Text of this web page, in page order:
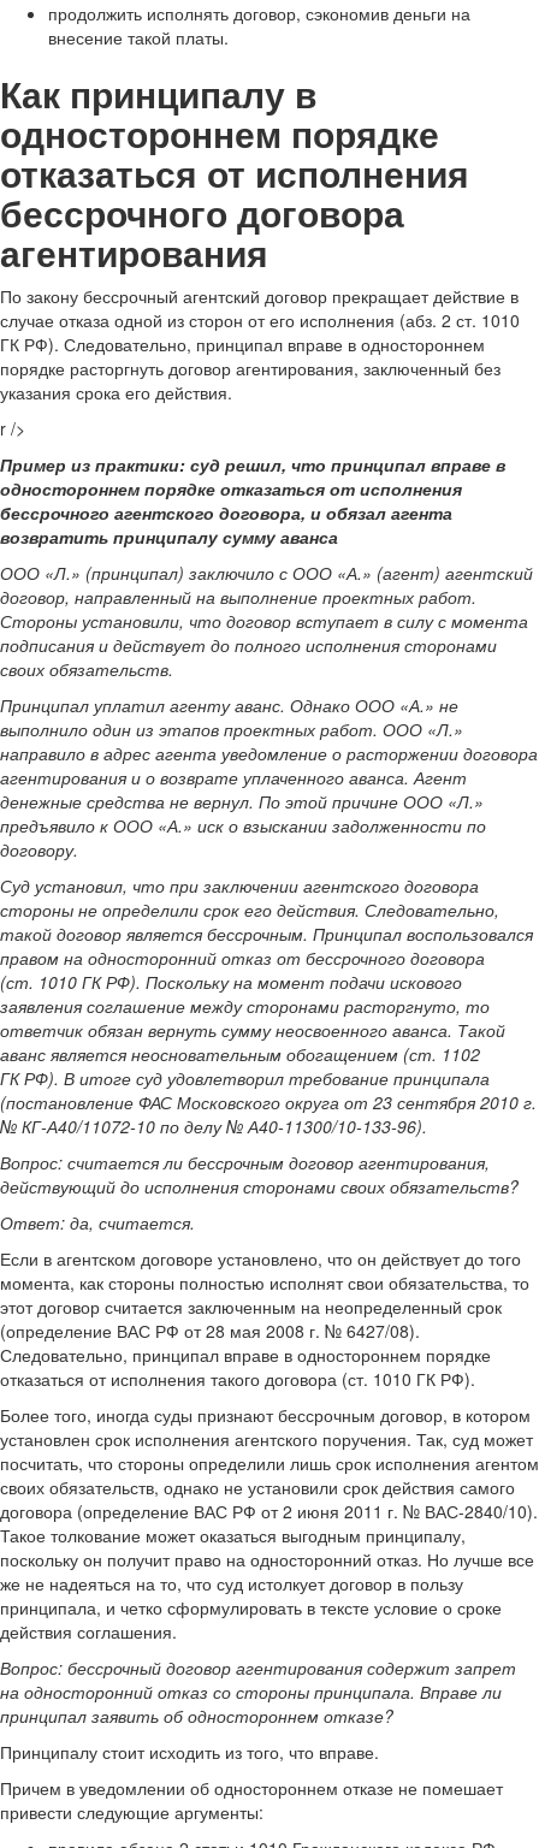
продолжить исполнять договор, сэкономив деньги на
внесение такой платы.
Как принципалу в
одностороннем порядке
отказаться от исполнения
бессрочного договора
агентирования
По закону бессрочный агентский договор прекращает действие в
случае отказа одной из сторон от его исполнения (абз. 2 ст. 1010
ГК РФ). Следовательно, принципал вправе в одностороннем
порядке расторгнуть договор агентирования, заключенный без
указания срока его действия.
r />
Пример из практики: суд решил, что принципал вправе в
одностороннем порядке отказаться от исполнения
бессрочного агентского договора, и обязал агента
возвратить принципалу сумму аванса
ООО «Л.» (принципал) заключило с ООО «А.» (агент) агентский
договор, направленный на выполнение проектных работ.
Стороны установили, что договор вступает в силу с момента
подписания и действует до полного исполнения сторонами
своих обязательств.
Принципал уплатил агенту аванс. Однако ООО «А.» не
выполнило один из этапов проектных работ. ООО «Л.»
направило в адрес агента уведомление о расторжении договора
агентирования и о возврате уплаченного аванса. Агент
денежные средства не вернул. По этой причине ООО «Л.»
предъявило к ООО «А.» иск о взыскании задолженности по
договору.
Суд установил, что при заключении агентского договора
стороны не определили срок его действия. Следовательно,
такой договор является бессрочным. Принципал воспользовался
правом на односторонний отказ от бессрочного договора
(ст. 1010 ГК РФ). Поскольку на момент подачи искового
заявления соглашение между сторонами расторгнуто, то
ответчик обязан вернуть сумму неосвоенного аванса. Такой
аванс является неосновательным обогащением (ст. 1102
ГК РФ). В итоге суд удовлетворил требование принципала
(постановление ФАС Московского округа от 23 сентября 2010 г.
№ КГ-А40/11072-10 по делу № А40-11300/10-133-96).
Вопрос: считается ли бессрочным договор агентирования,
действующий до исполнения сторонами своих обязательств?
Ответ: да, считается.
Если в агентском договоре установлено, что он действует до того
момента, как стороны полностью исполнят свои обязательства, то
этот договор считается заключенным на неопределенный срок
(определение ВАС РФ от 28 мая 2008 г. № 6427/08).
Следовательно, принципал вправе в одностороннем порядке
отказаться от исполнения такого договора (ст. 1010 ГК РФ).
Более того, иногда суды признают бессрочным договор, в котором
установлен срок исполнения агентского поручения. Так, суд может
посчитать, что стороны определили лишь срок исполнения агентом
своих обязательств, однако не установили срок действия самого
договора (определение ВАС РФ от 2 июня 2011 г. № ВАС-2840/10).
Такое толкование может оказаться выгодным принципалу,
поскольку он получит право на односторонний отказ. Но лучше все
же не надеяться на то, что суд истолкует договор в пользу
принципала, и четко сформулировать в тексте условие о сроке
действия соглашения.
Вопрос: бессрочный договор агентирования содержит запрет
на односторонний отказ со стороны принципала. Вправе ли
принципал заявить об одностороннем отказе?
Принципалу стоит исходить из того, что вправе.
Причем в уведомлении об одностороннем отказе не помешает
привести следующие аргументы: